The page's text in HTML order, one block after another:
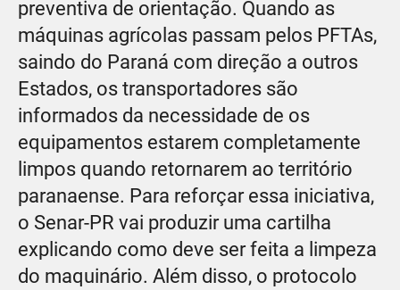
preventiva de orientação. Quando as
máquinas agrícolas passam pelos PFTAs,
saindo do Paraná com direção a outros
Estados, os transportadores são
informados da necessidade de os
equipamentos estarem completamente
limpos quando retornarem ao território
paranaense. Para reforçar essa iniciativa,
o Senar-PR vai produzir uma cartilha
explicando como deve ser feita a limpeza
do maquinário. Além disso, o protocolo